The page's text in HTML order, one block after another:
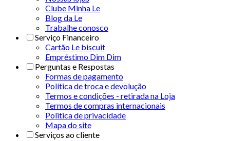
Clube Minha Le
Blog da Le
Trabalhe conosco
Serviço Financeiro
Cartão Le biscuit
Empréstimo Dim Dim
Perguntas e Respostas
Formas de pagamento
Política de troca e devolução
Termos e condições - retirada na Loja
Termos de compras internacionais
Politica de privacidade
Mapa do site
Serviços ao cliente